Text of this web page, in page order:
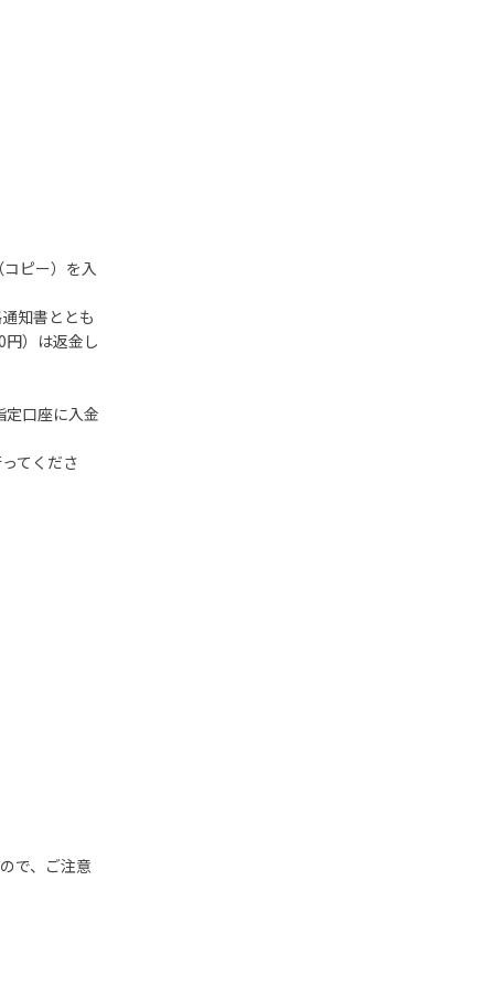
ピー）を入
知書ととも
）は返金し
口座に入金
てくださ
で、ご注意